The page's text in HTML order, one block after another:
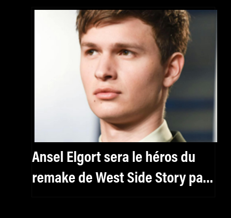
Ansel Elgort sera le héros du
remake de West Side Story par